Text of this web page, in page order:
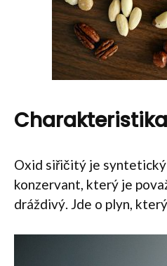
Charakteristika
Oxid siřičitý je
konzervant, který je
dráždivý. Jde o plyn,